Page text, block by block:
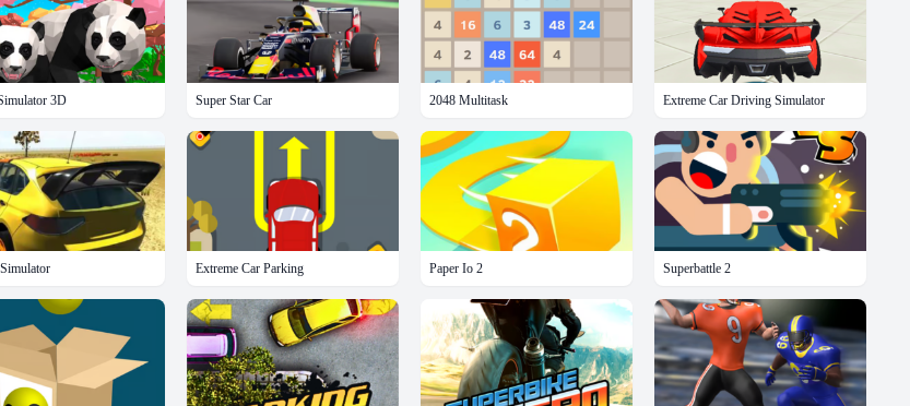
3D Super Star Car 2048 Multitask Extreme Car Driving Simulator
Extreme Car Parking Paper Io 2 Superbattle 2